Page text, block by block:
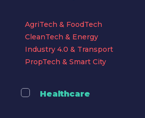
AgriTech & FoodTech
CleanTech & Energy
Industry 4.0 & Transport
PropTech & Smart City
Healthcare